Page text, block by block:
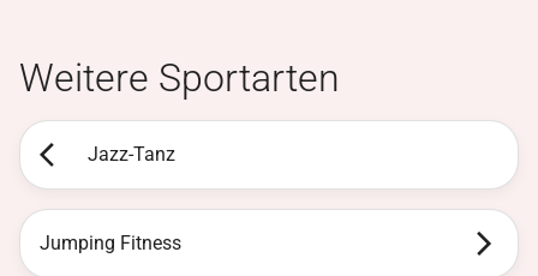
Weitere Sportarten
Jazz-Tanz
Jumping Fitness